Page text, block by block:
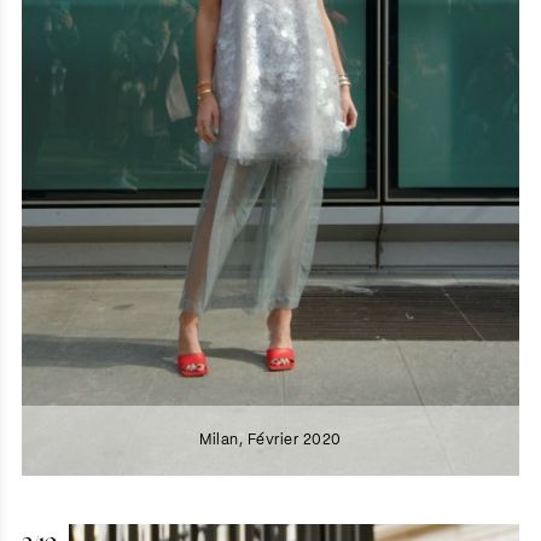
Milan, Février 2020